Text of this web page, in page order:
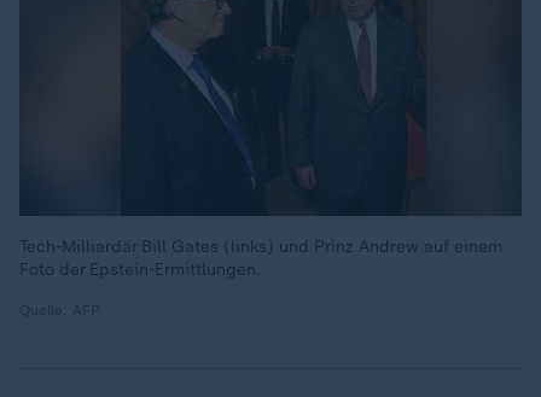
Tech-Milliardär Bill Gates (links) und Prinz Andrew auf einem
Foto der Epstein-Ermittlungen.